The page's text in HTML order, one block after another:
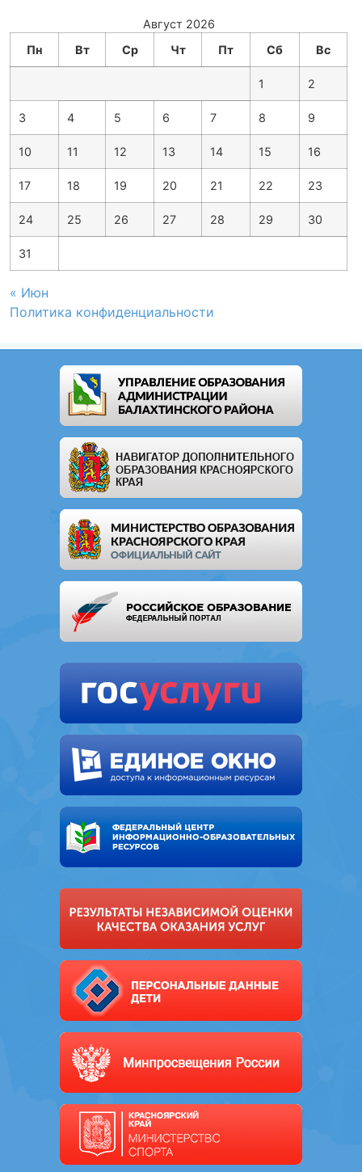
Август 2026
Пн
Вт Ср Чт Пт Сб Вс
1 2
3 4 5 6 7 8 9
10 11 12 13 14 15 16
17 18 19 20 21 22 23
24 25 26 27 28 29 30
31
« Июн
Политика конфиденциальности